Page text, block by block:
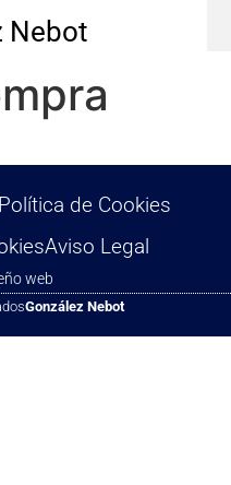
Nebot
Política de Cookies
Aviso Legal
web
González Nebot